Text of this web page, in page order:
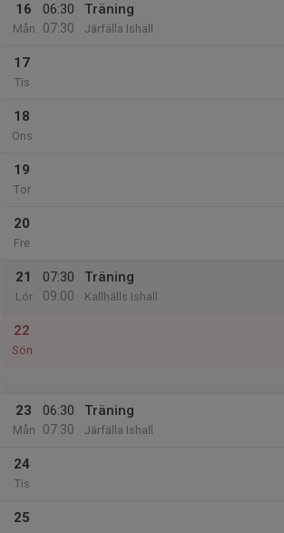
16
Mån
06:30
07:30
Träning
Järfälla Ishall
17
Tis
18
Ons
19
Tor
20
Fre
21
Lör
07:30
09:00
Träning
Kallhälls Ishall
22
Sön
23
Mån
06:30
07:30
Träning
Järfälla Ishall
24
Tis
25